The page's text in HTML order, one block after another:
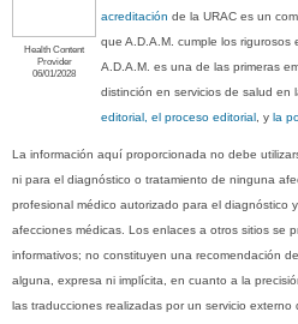
Health Content
Provider
06/01/2028
acreditación de la URAC es un
que A.D.A.M. cumple los rigurosos
A.D.A.M. es una de las primeras
distinción en servicios de salud
editorial, el proceso editorial , yla
La información aquí proporcionada no debe
ni para el diagnóstico o tratamiento de ninguna
profesional médico autorizado para el diagnóstico
afecciones médicas. Los enlaces a otros sitios se
informativos; no constituyen una recomendación
alguna, expresa ni implícita, en cuanto a la
las traducciones realizadas por un servicio